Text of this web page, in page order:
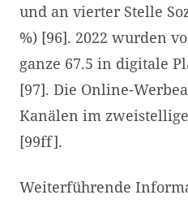
und an vierter Stelle
%) [96]. 2022 wurden
ganze 67.5 in digitale
[97]. Die Online-
Kanälen im
[99ff].
Weiterführende